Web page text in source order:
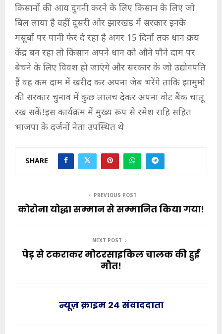
किसानों की आय दुगनी करने के लिए किसान के लिए जो
बिल लाया है वहीं दूसरी ओर झारखंड में सरकार इनके
मंसूबों पर पानी फेर दे रहा है अगर 15 दिनों तक धान क्रय
केंद्र बन रहा तो किसान अपने धान को औने पौने दाम पर
बेचने के लिए विवश हो जाएंगे और सरकार के जो उद्योगपति
हैं वह कम दाम में खरीद कर अपना जेब भरेंगे ताकि झामुमो
की सरकार चुनाव में कुछ लालच देकर अपना वोट बैंक चालू
रख सकें!इस कार्यक्रम में मुख्य रूप से रमेश राहि सहित
भाजपा के दर्जनों नेता उपस्थित थे
SHARE
PREVIOUS POST
कोरोना योद्धा सम्मान से सम्मानित किया गया!
NEXT POST
पेड़ से टकराकर मोटरसाइकिल चालक की हुई
मौत!
न्यूज़ क्राइम 24 संवाददाता